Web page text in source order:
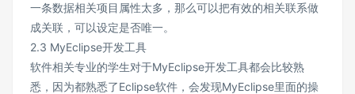
一条数据相关项目属性太多，那么可以把有效的相关联系做
成关联，可以设定是否唯一。
2.3 MyEclipse开发工具
软件相关专业的学生对于MyEclipse开发工具都会比较熟
悉，因为都熟悉了Eclipse软件，会发现MyEclipse里面的操